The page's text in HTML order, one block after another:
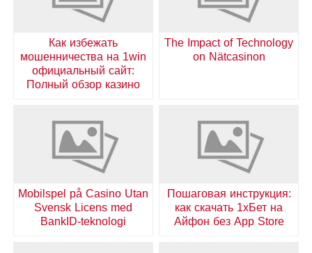
The Impact of Technology
on Nätcasinon
Как избежать
мошенничества на 1win
официальный сайт:
Полный обзор казино
Пошаговая инструкция:
как скачать 1хБет на
Айфон без App Store
Mobilspel på Casino Utan
Svensk Licens med
BankID-teknologi